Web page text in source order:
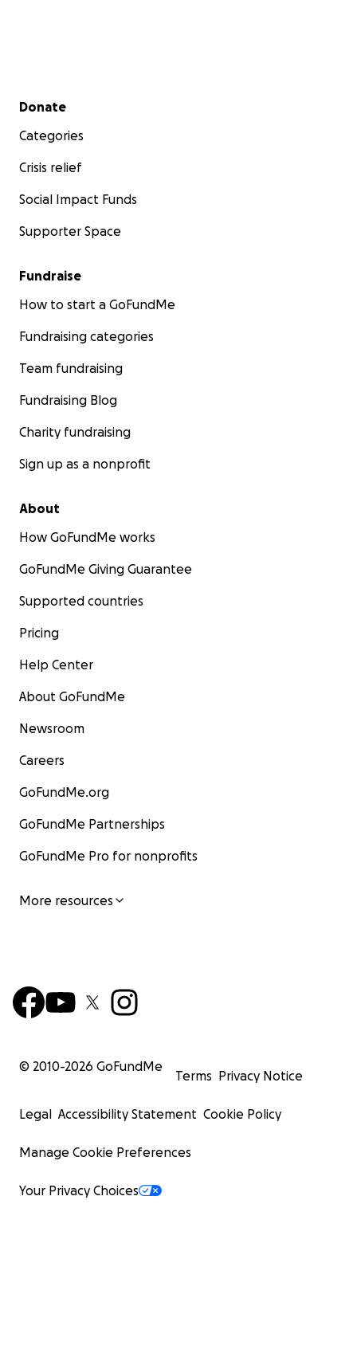
Secondary menu
Donate
Categories
Crisis relief
Social Impact Funds
Supporter Space
Fundraise
How to start a GoFundMe
Fundraising categories
Team fundraising
Fundraising Blog
Charity fundraising
Sign up as a nonprofit
About
How GoFundMe works
GoFundMe Giving Guarantee
Supported countries
Pricing
Help Center
About GoFundMe
Newsroom
Careers
GoFundMe.org
GoFundMe Partnerships
GoFundMe Pro for nonprofits
More resources
© 2010-2026 GoFundMe
Terms Privacy Notice
Legal Accessibility Statement Cookie Policy
Manage Cookie Preferences
Your Privacy Choices